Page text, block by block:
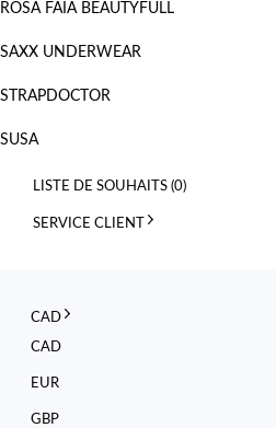
ROSA FAIA BEAUTYFULL
SAXX UNDERWEAR
STRAPDOCTOR
SUSA
LISTE DE SOUHAITS (0)
SERVICE CLIENT
CAD
CAD
EUR
GBP